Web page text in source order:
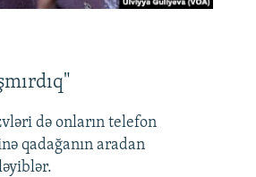
də onların telefon
qadağanın aradan